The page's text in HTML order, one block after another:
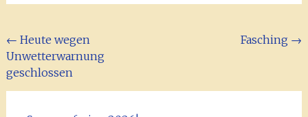
Beitragsnavigation
← Heute wegen
Unwetterwarnung
geschlossen
Fasching →